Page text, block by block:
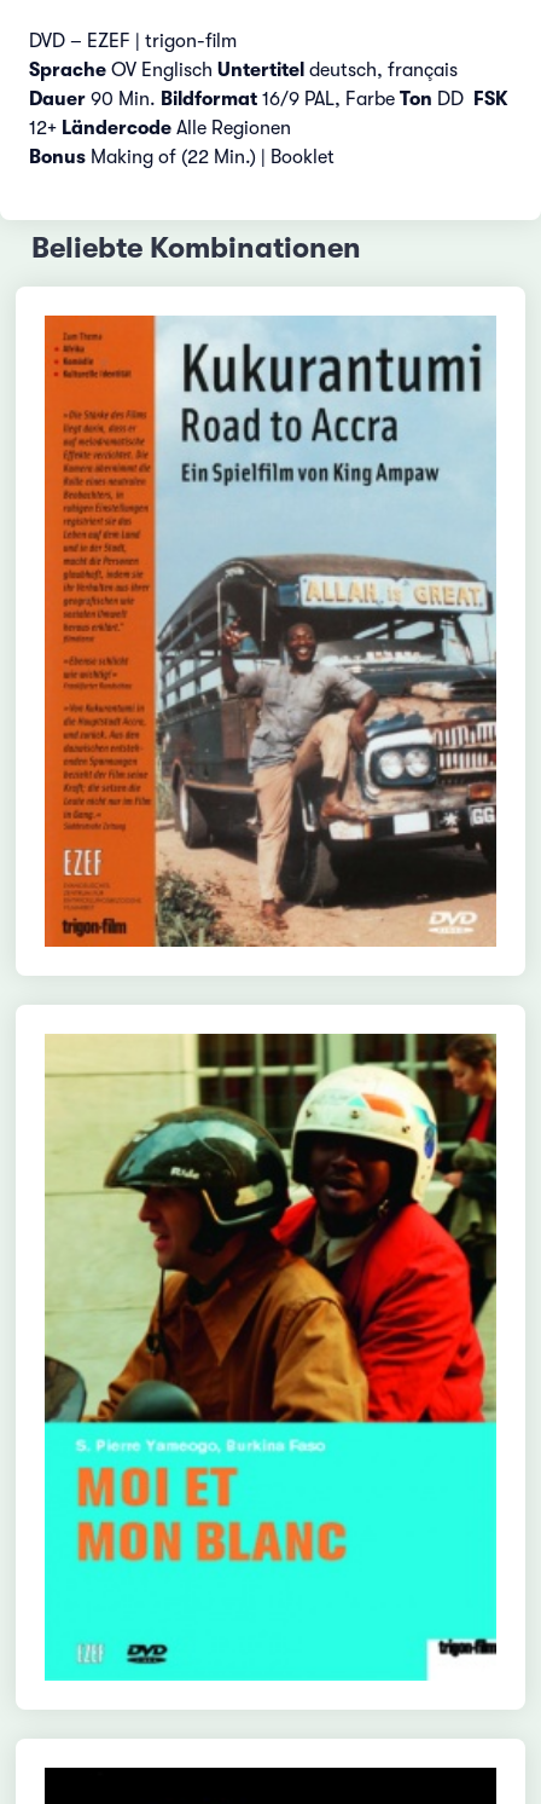
DVD – EZEF | trigon-film
Sprache OV Englisch Untertitel deutsch, français
Dauer 90 Min. Bildformat 16/9 PAL, Farbe Ton DD
FSK
12+ Ländercode Alle Regionen
Bonus Making of (22 Min.) | Booklet
Beliebte Kombinationen